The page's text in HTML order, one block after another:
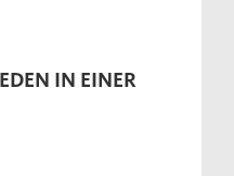
IN EINER